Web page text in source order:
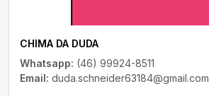
CHIMA DA DUDA
Whatsapp: (46) 99924-8511
Email: duda.schneider63184@gmail.com